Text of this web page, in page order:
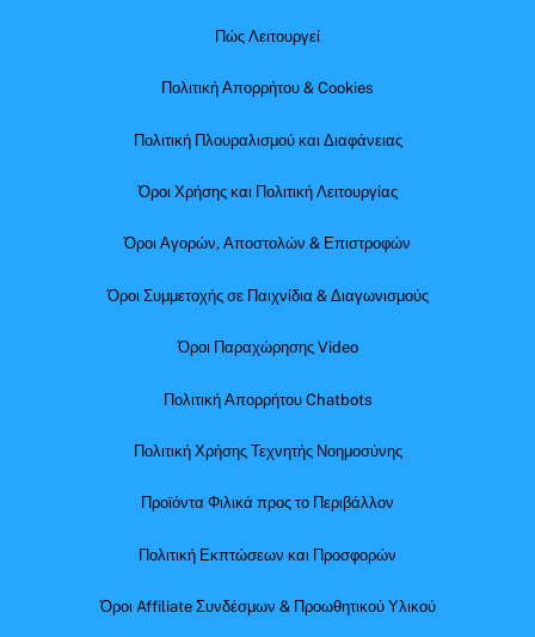
Πώς Λειτουργεί
Πολιτική Απορρήτου & Cookies
Πολιτική Πλουραλισμού και Διαφάνειας
Όροι Χρήσης και Πολιτική Λειτουργίας
Όροι Αγορών, Αποστολών & Επιστροφών
Όροι Συμμετοχής σε Παιχνίδια & Διαγωνισμούς
Όροι Παραχώρησης Video
Πολιτική Απορρήτου Chatbots
Πολιτική Χρήσης Τεχνητής Νοημοσύνης
Προϊόντα Φιλικά προς το Περιβάλλον
Πολιτική Εκπτώσεων και Προσφορών
Όροι Affiliate Συνδέσμων & Προωθητικού Υλικού